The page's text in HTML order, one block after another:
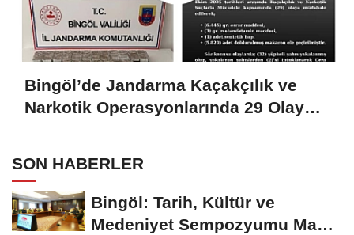
Bingöl’de Jandarma Kaçakçılık ve
Narkotik Operasyonlarında 29 Olaya
SON HABERLER
Bingöl: Tarih, Kültür ve
Medeniyet Sempozyumu Mayıs